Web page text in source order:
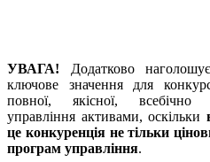
УВАГА! Додатково
ключове значення для
повної, якісної, всебічно
управління активами, оскільки
це конкуренція не тільки
програм управління.